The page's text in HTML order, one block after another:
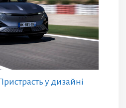
у дизайні